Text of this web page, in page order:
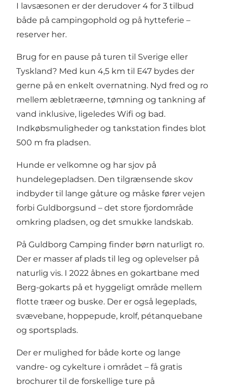
I lavsæsonen er der derudover 4 for 3 tilbud
både på campingophold og på hytteferie –
reserver her.
Brug for en pause på turen til Sverige eller
Tyskland? Med kun 4,5 km til E47 bydes der
gerne på en enkelt overnatning. Nyd fred og ro
mellem æbletræerne, tømning og tankning af
vand inklusive, ligeledes Wifi og bad.
Indkøbsmuligheder og tankstation findes blot
500 m fra pladsen.
Hunde er velkomne og har sjov på
hundelegepladsen. Den tilgrænsende skov
indbyder til lange gåture og måske fører vejen
forbi Guldborgsund – det store fjordområde
omkring pladsen, og det smukke landskab.
På Guldborg Camping finder børn naturligt ro.
Der er masser af plads til leg og oplevelser på
naturlig vis. I 2022 åbnes en gokartbane med
Berg-gokarts på et hyggeligt område mellem
flotte træer og buske. Der er også legeplads,
svævebane, hoppepude, krolf, pétanquebane
og sportsplads.
Der er mulighed for både korte og lange
vandre- og cykelture i området – få gratis
brochurer til de forskellige ture på